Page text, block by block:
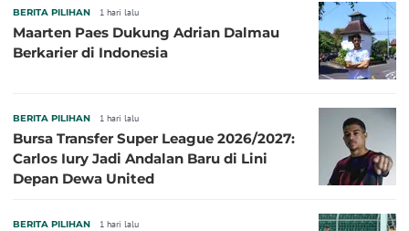
BERITA PILIHAN 1 hari lalu
Maarten Paes Dukung Adrian Dalmau
Berkarier di Indonesia
BERITA PILIHAN 1 hari lalu
Bursa Transfer Super League 2026/2027:
Carlos Iury Jadi Andalan Baru di Lini
Depan Dewa United
BERITA PILIHAN 1 hari lalu